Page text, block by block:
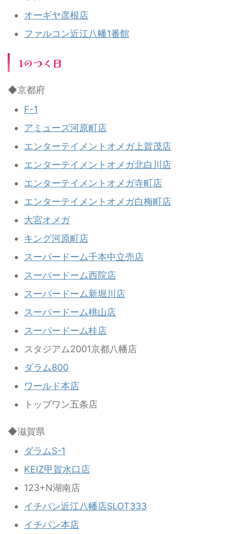
オーギヤ彦根店
ファルコン近江八幡1番館
1のつく日
◆京都府
F-1
アミューズ河原町店
エンターテイメントオメガ上賀茂店
エンターテイメントオメガ北白川店
エンターテイメントオメガ寺町店
エンターテイメントオメガ白梅町店
大宮オメガ
キング河原町店
スーパードーム千本中立売店
スーパードーム西院店
スーパードーム新堀川店
スーパードーム桃山店
スーパードーム桂店
スタジアム2001京都八幡店
ダラム800
ワールド本店
トップワン五条店
◆滋賀県
ダラムS-1
KEIZ甲賀水口店
123+N湖南店
イチバン近江八幡店SLOT333
イチバン本店